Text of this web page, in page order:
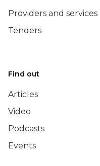
Providers and services
Tenders
Find out
Articles
Video
Podcasts
Events